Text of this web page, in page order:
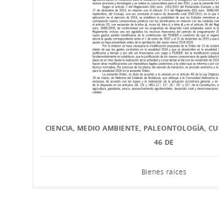
CIENCIA, MEDIO AMBIENTE, PALEONTOLOGÍA,
46 DE
Bienes raíces